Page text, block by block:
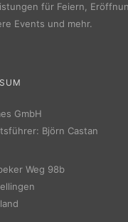
für Feiern,
Events und mehr.
GmbH
Björn Castan
Weg 98b